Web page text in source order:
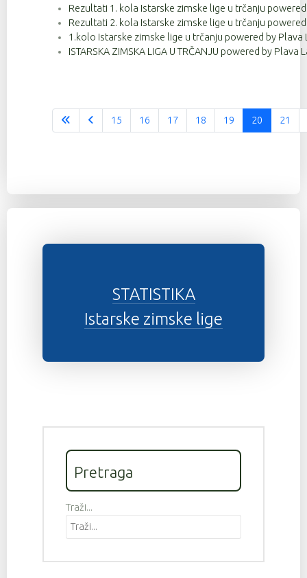
Rezultati 1. kola Istarske zimske lige u trčanju
Rezultati 2. kola Istarske zimske lige u trčanju
1.kolo Istarske zimske lige u trčanju powered by Plava
ISTARSKA ZIMSKA LIGA U TRČANJU powered by
15 16 17 18 19 20 21
STATISTIKA
Istarske zimske lige
Pretraga
Traži...